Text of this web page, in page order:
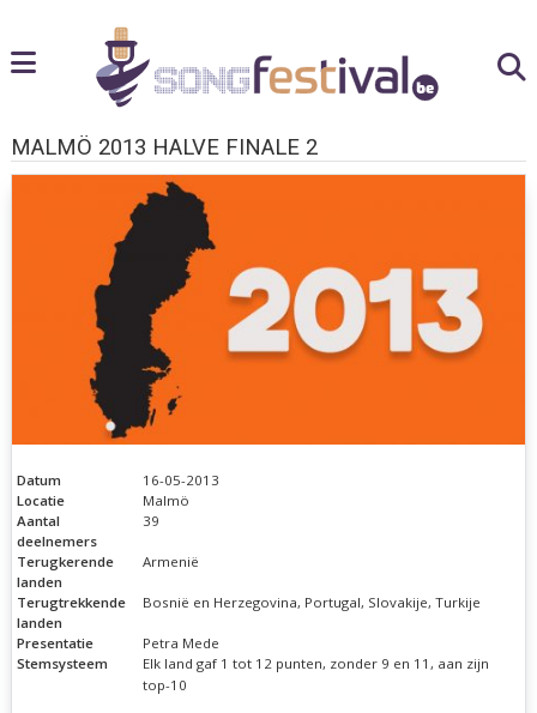
MALMÖ 2013 HALVE FINALE 2
Datum
16-05-2013
Locatie
Malmö
Aantal
deelnemers
39
Terugkerende
landen
Armenië
Terugtrekkende
landen
Bosnië en Herzegovina, Portugal, Slovakije, Turkije
Presentatie
Petra Mede
Stemsysteem
Elk land gaf 1 tot 12 punten, zonder 9 en 11, aan zijn
top-10